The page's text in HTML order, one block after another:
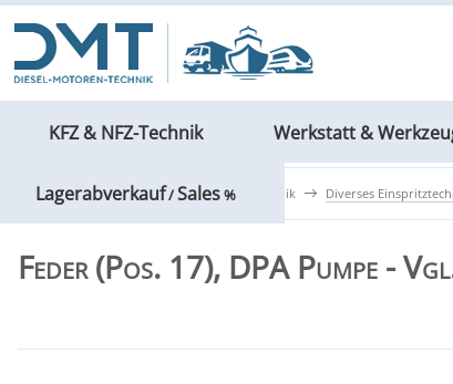
KFZ & NFZ-Technik Werkstatt &
Lagerabverkauf/Sales%
KFZ & NFZ-Technik Einspritztechnik Diverses
Feder (Pos. 17), DPA Pumpe -